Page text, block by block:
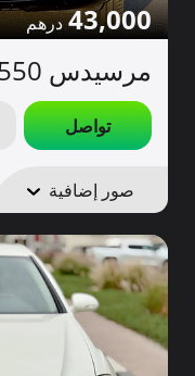
43,000
مرسيدس S550 للبيع
تواصل
صور إضافية